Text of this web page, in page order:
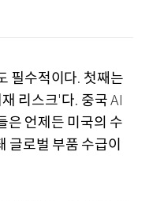
필수적이다. 첫째는
리스크'다. 중국AI
은 언제든 미국의 수
글로벌 부품 수급이